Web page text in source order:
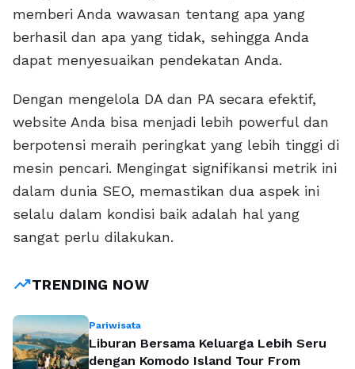
memberi Anda wawasan tentang apa yang
berhasil dan apa yang tidak, sehingga Anda
dapat menyesuaikan pendekatan Anda.
Dengan mengelola DA dan PA secara efektif,
website Anda bisa menjadi lebih powerful dan
berpotensi meraih peringkat yang lebih tinggi di
mesin pencari. Mengingat signifikansi metrik ini
dalam dunia SEO, memastikan dua aspek ini
selalu dalam kondisi baik adalah hal yang
sangat perlu dilakukan.
trending_upTRENDING NOW
Pariwisata
Liburan Bersama Keluarga Lebih Seru
dengan Komodo Island Tour From